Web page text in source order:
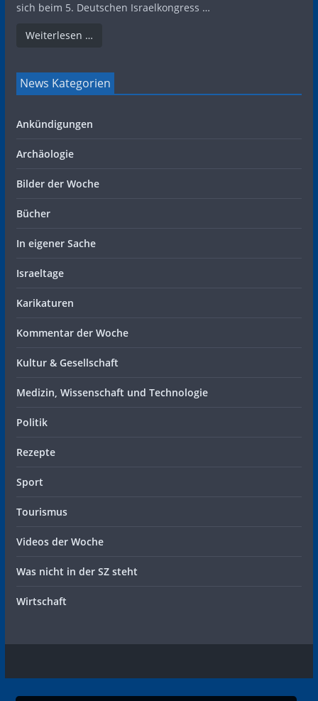
sich beim 5. Deutschen Israelkongress …
Weiterlesen …
News Kategorien
Ankündigungen
Archäologie
Bilder der Woche
Bücher
In eigener Sache
Israeltage
Karikaturen
Kommentar der Woche
Kultur & Gesellschaft
Medizin, Wissenschaft und Technologie
Politik
Rezepte
Sport
Tourismus
Videos der Woche
Was nicht in der SZ steht
Wirtschaft